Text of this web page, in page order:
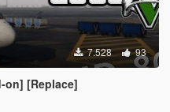
7.528 93
on] [Replace]